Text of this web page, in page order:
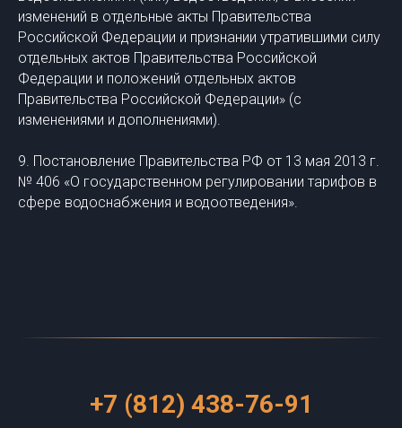
изменений в отдельные акты Правительства
Российской Федерации и признании утратившими силу
отдельных актов Правительства Российской
Федерации и положений отдельных актов
Правительства Российской Федерации» (с
изменениями и дополнениями).
9. Постановление Правительства РФ от 13 мая 2013 г.
№ 406 «О государственном регулировании тарифов в
сфере водоснабжения и водоотведения».
+7 (812) 438-76-91